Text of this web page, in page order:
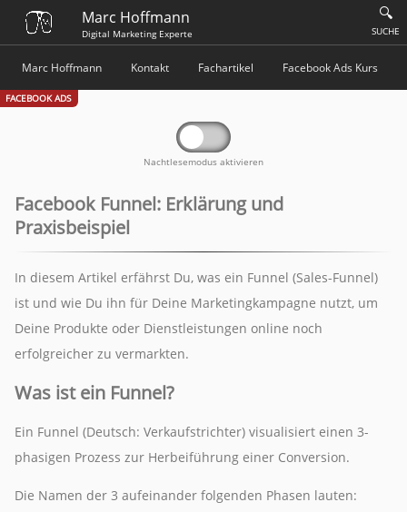
Marc Hoffmann
Digital Marketing Experte
🔍
SUCHE
Marc Hoffmann Kontakt Fachartikel Facebook Ads Kurs
FACEBOOK ADS
Nachtlesemodus aktivieren
Facebook Funnel: Erklärung und
Praxisbeispiel
In diesem Artikel erfährst Du, was ein Funnel (Sales-Funnel)
ist und wie Du ihn für Deine Marketingkampagne nutzt, um
Deine Produkte oder Dienstleistungen online noch
erfolgreicher zu vermarkten.
Was ist ein Funnel?
Ein Funnel (Deutsch: Verkaufstrichter) visualisiert einen 3-
phasigen Prozess zur Herbeiführung einer Conversion.
Die Namen der 3 aufeinander folgenden Phasen lauten: